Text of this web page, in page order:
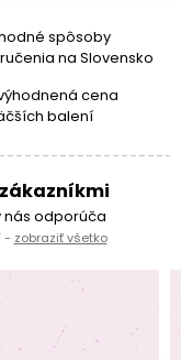
spôsoby
na Slovensko
cena
balení
odporúča
- zobraziť všetko